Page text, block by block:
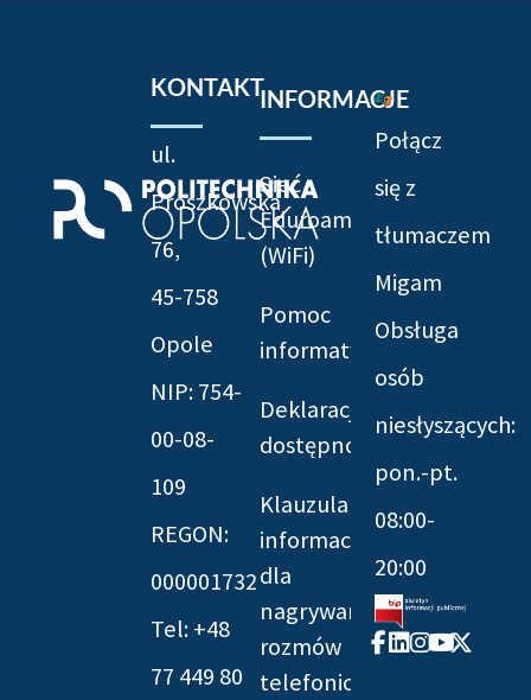
KONTAKT
ul.
Prószkowska
76,
45-758
Opole
NIP: 754-
00-08-
109
REGON:
000001732
Tel: +48
77 449 80
INFORMACJE
Sieć
Eduroam
(WiFi)
Pomoc
informatyczna
Deklaracja
dostępności
Klauzula
informacyjna
dla
nagrywania
rozmów
telefonicznych
Połącz
się z
tłumaczem
Migam
Obsługa
osób
niesłyszących:
pon.-pt.
08:00-
20:00
Facebook-
f
Linkedin
Instagram
Youtube
X-
twitter